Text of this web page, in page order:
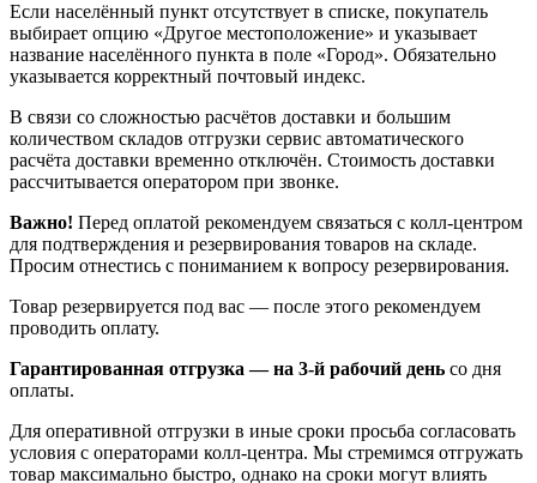
Если населённый пункт отсутствует в списке, покупатель
выбирает опцию «Другое местоположение» и указывает
название населённого пункта в поле «Город». Обязательно
указывается корректный почтовый индекс.
В связи со сложностью расчётов доставки и большим
количеством складов отгрузки сервис автоматического
расчёта доставки временно отключён. Стоимость доставки
рассчитывается оператором при звонке.
Важно! Перед оплатой рекомендуем связаться с колл‑центром
для подтверждения и резервирования товаров на складе.
Просим отнестись с пониманием к вопросу резервирования.
Товар резервируется под вас — после этого рекомендуем
проводить оплату.
Гарантированная отгрузка — на 3‑й рабочий день со дня
оплаты.
Для оперативной отгрузки в иные сроки просьба согласовать
условия с операторами колл‑центра. Мы стремимся отгружать
товар максимально быстро, однако на сроки могут влиять